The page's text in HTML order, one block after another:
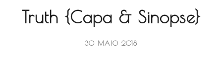
Truth {Capa & Sinopse}
30 MAIO 2018